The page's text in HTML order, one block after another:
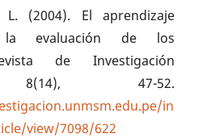
L. (2004). El aprendizaje
evaluación de los
de Investigación
8(14), 47-52.
in
view/7098/622